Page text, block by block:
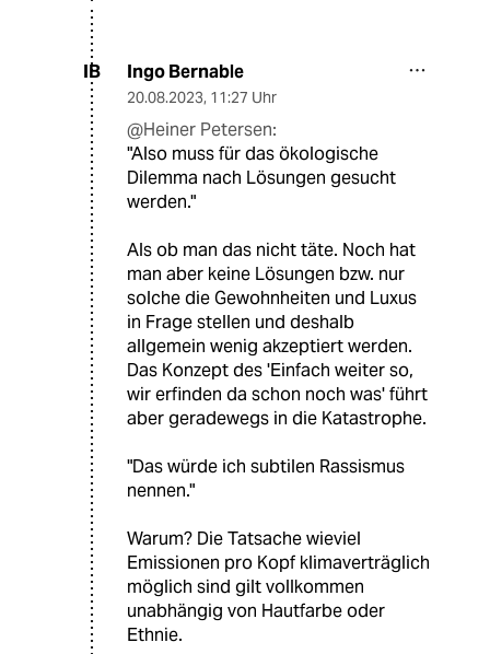
IB Ingo Bernable
20.08.2023, 11:27 Uhr
@Heiner Petersen:
"Also muss für das ökologische
Dilemma nach Lösungen gesucht
werden."
Als ob man das nicht täte. Noch hat
man aber keine Lösungen bzw. nur
solche die Gewohnheiten und Luxus
in Frage stellen und deshalb
allgemein wenig akzeptiert werden.
Das Konzept des 'Einfach weiter so,
wir erfinden da schon noch was' führt
aber geradewegs in die Katastrophe.
"Das würde ich subtilen Rassismus
nennen."
Warum? Die Tatsache wieviel
Emissionen pro Kopf klimaverträglich
möglich sind gilt vollkommen
unabhängig von Hautfarbe oder
Ethnie.